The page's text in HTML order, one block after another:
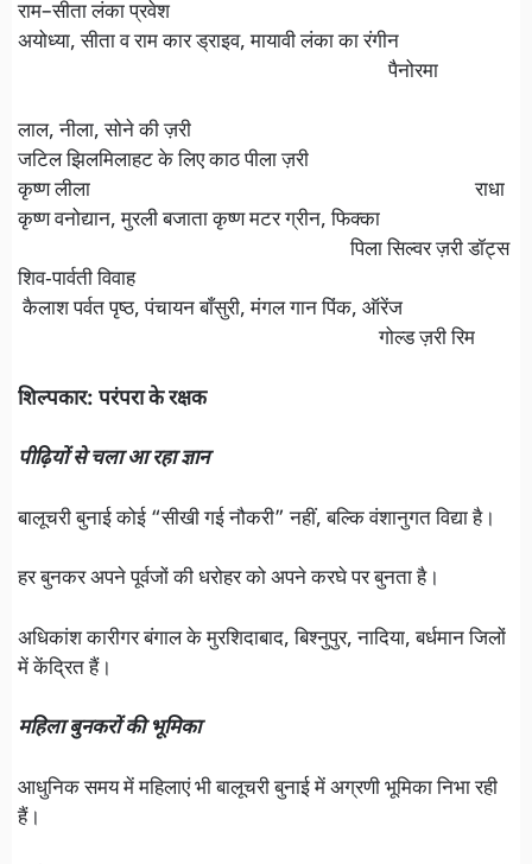
राम–सीता लंका प्रवेश
अयोध्या, सीता व राम कार ड्राइव, मायावी लंका का रंगीन
पैनोरमा
लाल, नीला, सोने की ज़री
जटिल झिलमिलाहट के लिए काठ पीला ज़री
कृष्ण लीला राधा
कृष्ण वनोद्यान, मुरली बजाता कृष्ण मटर ग्रीन, फिक्का
पिला सिल्वर ज़री डॉट्स
शिव‑पार्वती विवाह
कैलाश पर्वत पृष्ठ, पंचायन बाँसुरी, मंगल गान पिंक, ऑरेंज
गोल्ड ज़री रिम
शिल्पकार: परंपरा के रक्षक
पीढ़ियों से चला आ रहा ज्ञान
बालूचरी बुनाई कोई “सीखी गई नौकरी” नहीं, बल्कि वंशानुगत विद्या है।
हर बुनकर अपने पूर्वजों की धरोहर को अपने करघे पर बुनता है।
अधिकांश कारीगर बंगाल के मुरशिदाबाद, बिश्नुपुर, नादिया, बर्धमान जिलों
में केंद्रित हैं।
महिला बुनकरों की भूमिका
आधुनिक समय में महिलाएं भी बालूचरी बुनाई में अग्रणी भूमिका निभा रही
हैं।